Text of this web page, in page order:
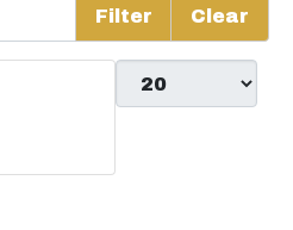
Filter Clear